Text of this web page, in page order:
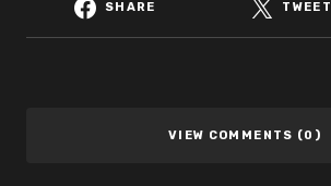
SHARE TWEET
VIEW COMMENTS (0)